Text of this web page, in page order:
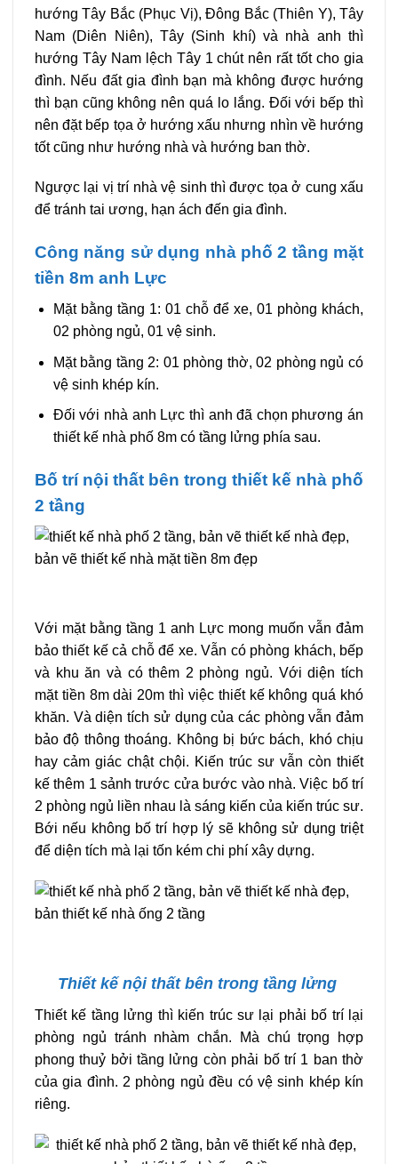
hướng Tây Bắc (Phục Vị), Đông Bắc (Thiên Y), Tây
Nam (Diên Niên), Tây (Sinh khí) và nhà anh thì
hướng Tây Nam lệch Tây 1 chút nên rất tốt cho gia
đình. Nếu đất gia đình bạn mà không được hướng
thì bạn cũng không nên quá lo lắng. Đối với bếp thì
nên đặt bếp tọa ở hướng xấu nhưng nhìn về hướng
tốt cũng như hướng nhà và hướng ban thờ.
Ngược lại vị trí nhà vệ sinh thì được tọa ở cung xấu
để tránh tai ương, hạn ách đến gia đình.
Công năng sử dụng nhà phố 2 tầng mặt
tiền 8m anh Lực
Mặt bằng tầng 1: 01 chỗ để xe, 01 phòng khách,
02 phòng ngủ, 01 vệ sinh.
Mặt bằng tầng 2: 01 phòng thờ, 02 phòng ngủ có
vệ sinh khép kín.
Đối với nhà anh Lực thì anh đã chọn phương án
thiết kế nhà phố 8m có tầng lửng phía sau.
Bố trí nội thất bên trong thiết kế nhà phố
2 tầng
Với mặt bằng tầng 1 anh Lực mong muốn vẫn đảm
bảo thiết kế cả chỗ để xe. Vẫn có phòng khách, bếp
và khu ăn và có thêm 2 phòng ngủ. Với diện tích
mặt tiền 8m dài 20m thì việc thiết kế không quá khó
khăn. Và diện tích sử dụng của các phòng vẫn đảm
bảo độ thông thoáng. Không bị bức bách, khó chịu
hay cảm giác chật chội. Kiến trúc sư vẫn còn thiết
kế thêm 1 sảnh trước cửa bước vào nhà. Việc bố trí
2 phòng ngủ liền nhau là sáng kiến của kiến trúc sư.
Bới nếu không bố trí hợp lý sẽ không sử dụng triệt
để diện tích mà lại tốn kém chi phí xây dựng.
Thiết kế nội thất bên trong tầng lửng
Thiết kế tầng lửng thì kiến trúc sư lại phải bố trí lại
phòng ngủ tránh nhàm chắn. Mà chú trọng hợp
phong thuỷ bởi tầng lửng còn phải bố trí 1 ban thờ
của gia đình. 2 phòng ngủ đều có vệ sinh khép kín
riêng.